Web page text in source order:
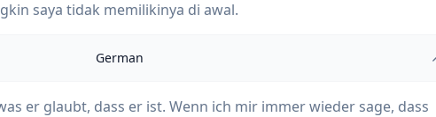
saya tidak memilikinya di awal.
German
er glaubt, dass er ist. Wenn ich mir immer wieder sage, dass